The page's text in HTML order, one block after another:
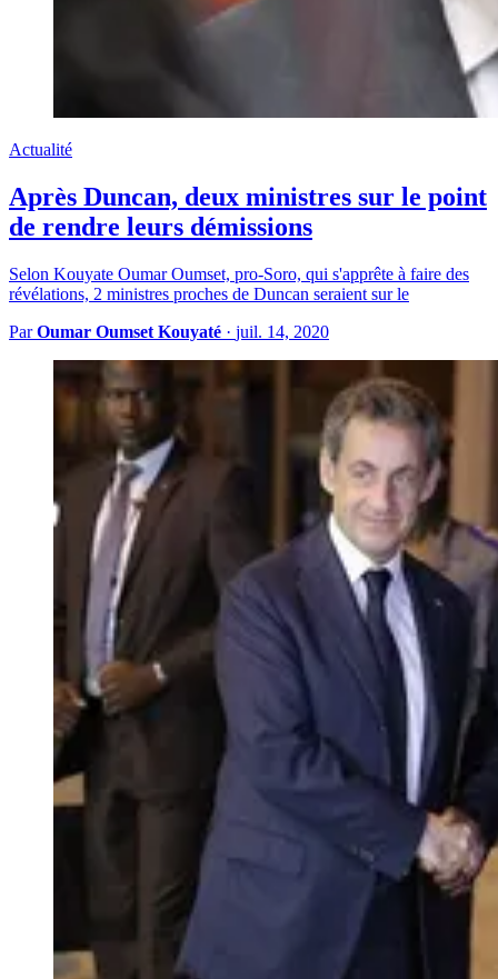
Actualité
Après Duncan, deux ministres sur le point
de rendre leurs démissions
Selon Kouyate Oumar Oumset, pro-Soro, qui s'apprête à faire des
révélations, 2 ministres proches de Duncan seraient sur le
ParOumar Oumset Kouyaté · juil. 14, 2020